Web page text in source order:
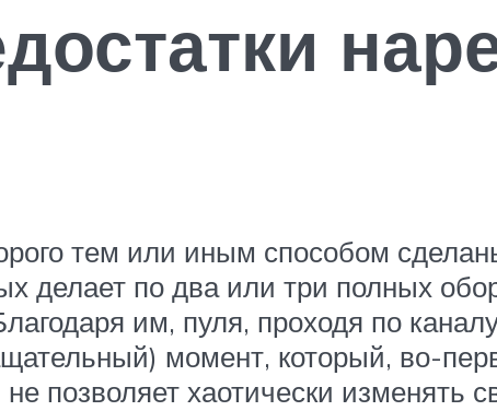
тем или иным способом
делает по два или три полных
им, пуля, проходя по
момент, который, во-
позволяет хаотически изменять